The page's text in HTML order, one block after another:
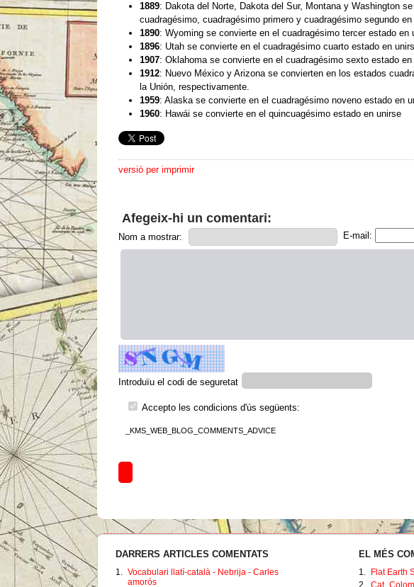
1889: Dakota del Norte, Dakota del Sur, Montana y Washington
cuadragésimo, cuadragésimo primero y cuadragésimo segundo
1890: Wyoming se convierte en el cuadragésimo tercer estado en
1896: Utah se convierte en el cuadragésimo cuarto estado en
1907: Oklahoma se convierte en el cuadragésimo sexto estado
1912: Nuevo México y Arizona se convierten en los estados
la Unión, respectivamente.
1959: Alaska se convierte en el cuadragésimo noveno estado en
1960: Hawái se convierte en el quincuagésimo estado en unirse
versió per imprimir
Afegeix-hi un comentari:
Nom a mostrar: E-mail:
Introduïu el codi de seguretat
Accepto les condicions d'ús següents:
_KMS_WEB_BLOG_COMMENTS_ADVICE
DARRERS ARTICLES COMENTATS
1. Vocabulari llatí-català - Nebrija - Carles
amorós
EL MÉS
1.
Flat Earth
2.